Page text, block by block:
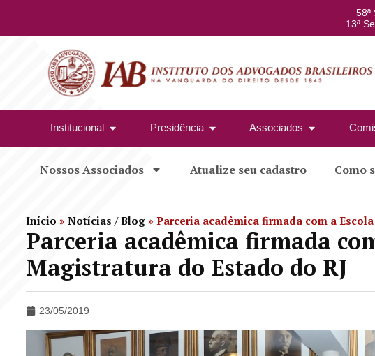
58ª
13ª
Institucional Presidência Associados
Nossos Associados Atualize seu cadastro Como
Início » Notícias / Blog » Parceria acadêmica firmada com a
Parceria acadêmica firmada
Magistratura do Estado do RJ
23/05/2019